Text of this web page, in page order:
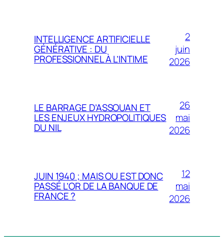
INTELLIGENCE ARTIFICIELLE
GÉNÉRATIVE : DU
PROFESSIONNEL À L’INTIME
2
juin
2026
LE BARRAGE D’ASSOUAN ET
LES ENJEUX HYDROPOLITIQUES
DU NIL
26
mai
2026
JUIN 1940 ; MAIS OU EST DONC
PASSÉ L’OR DE LA BANQUE DE
FRANCE ?
12
mai
2026